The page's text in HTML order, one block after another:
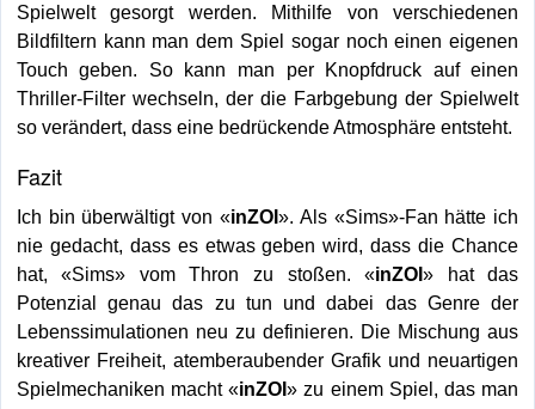
Spielwelt gesorgt werden. Mithilfe von verschiedenen
Bildfiltern kann man dem Spiel sogar noch einen eigenen
Touch geben. So kann man per Knopfdruck auf einen
Thriller-Filter wechseln, der die Farbgebung der Spielwelt
so verändert, dass eine bedrückende Atmosphäre entsteht.
Fazit
Ich bin überwältigt von «inZOI». Als «Sims»-Fan hätte ich
nie gedacht, dass es etwas geben wird, dass die Chance
hat, «Sims» vom Thron zu stoßen. «inZOI» hat das
Potenzial genau das zu tun und dabei das Genre der
Lebenssimulationen neu zu definieren. Die Mischung aus
kreativer Freiheit, atemberaubender Grafik und neuartigen
Spielmechaniken macht «inZOI» zu einem Spiel, das man